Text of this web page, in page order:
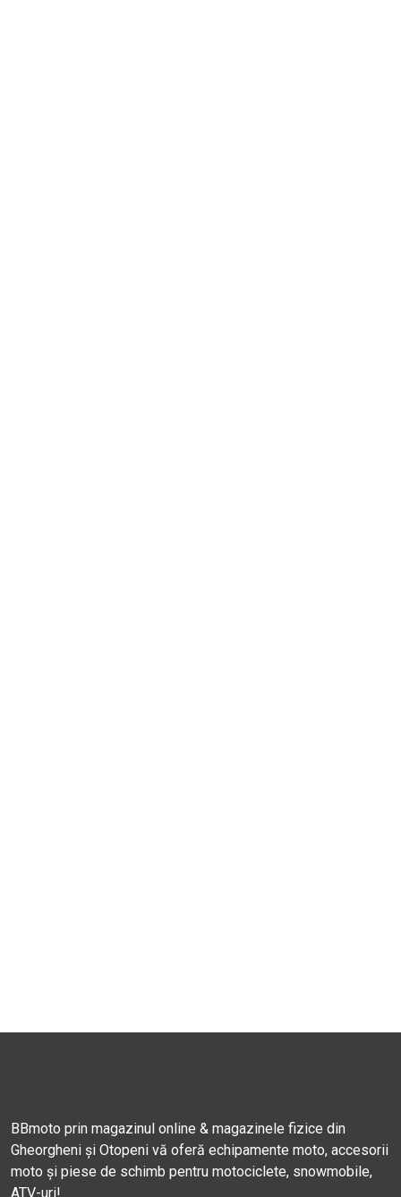
BBmoto prin magazinul online & magazinele fizice din
Gheorgheni și Otopeni vă oferă echipamente moto, accesorii
moto și piese de schimb pentru motociclete, snowmobile,
ATV-uri!